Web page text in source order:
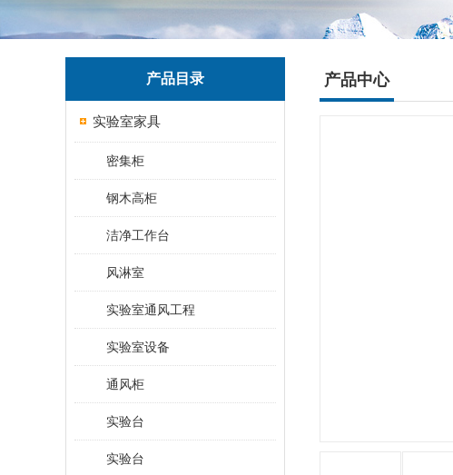
产品目录
实验室家具
密集柜
钢木高柜
洁净工作台
风淋室
实验室通风工程
实验室设备
通风柜
实验台
实验台
产品中心